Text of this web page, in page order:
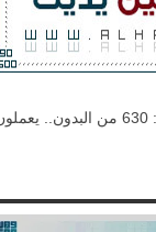
الجهاز المركزي: 630 من البدون..